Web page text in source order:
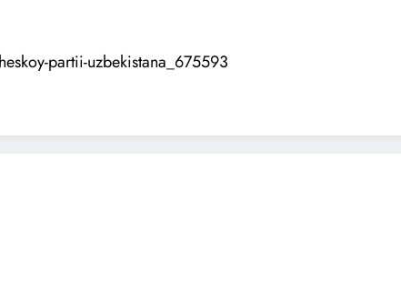
partii-uzbekistana_675593